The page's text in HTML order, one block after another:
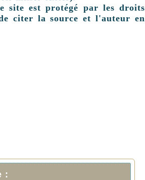
site est protégé par les droits
citer la source et l'auteur en
: